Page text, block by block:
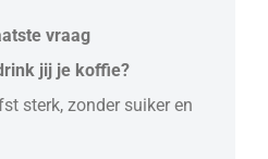
vraag
jij je koffie?
sterk, zonder suiker en